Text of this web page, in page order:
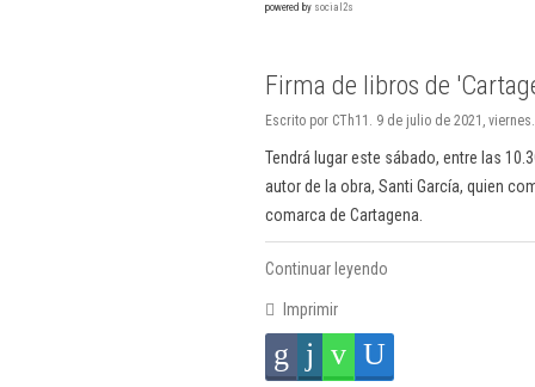
powered by social2s
Firma de libros de
Escrito por CTh11. 9 de julio de 2021, viernes.
Tendrá lugar este sábado, entre las
autor de la obra, Santi García, quien
comarca de Cartagena.
Continuar leyendo
Imprimir